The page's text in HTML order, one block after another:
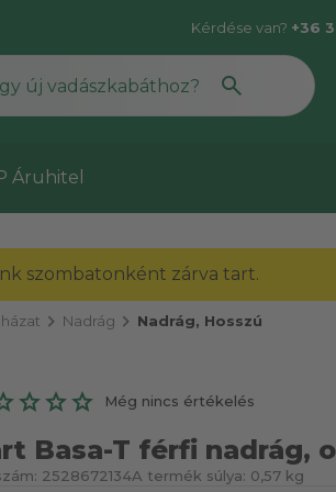
Kérdése van? +36
Áruhitel
szombatonként zárva tart.
chevron_right Nadrág chevron_right Nadrág, Hosszú
Még nincs értékelés
Basa-T férfi nadrág,
2528672134A termék súlya: 0,57 kg